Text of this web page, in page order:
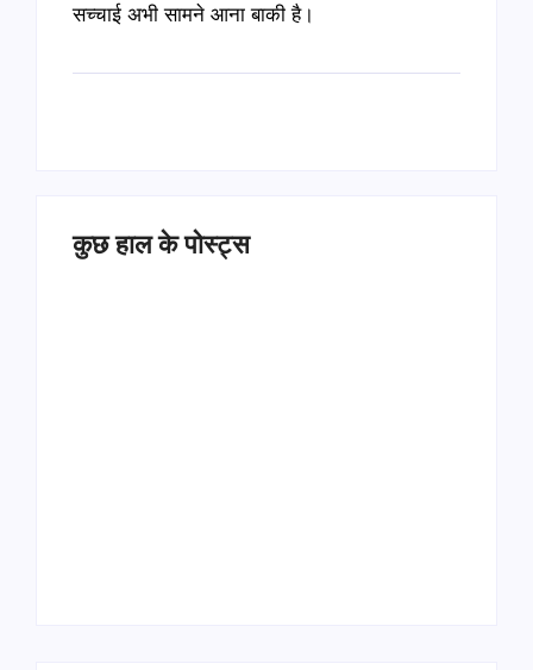
सच्चाई अभी सामने आना बाकी है।
कुछ हाल के पोस्ट्स